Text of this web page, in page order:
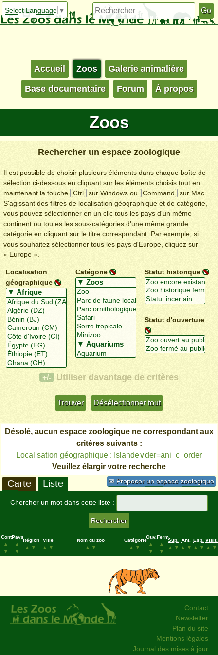
Select Language ▼
Accueil Zoos Galerie animalière
Base documentaire Forum À propos
Zoos
Rechercher un espace zoologique
Il est possible de choisir plusieurs éléments dans chaque boîte de
sélection ci-dessous en cliquant sur les éléments choisis tout en
maintenant la touche
Ctrl sur Windows ou Command
sur Mac.
S'agissant des filtres de localisation géographique et de catégorie,
vous pouvez sélectionner en un clic tous les pays d'un même
continent ou toutes les sous-catégories d'une même grande
catégorie en cliquant sur le titre correspondant. Par exemple, si
vous souhaitez sélectionner tous les pays d'Europe, cliquez sur
« Europe ».
Localisation
géographique
Catégorie Statut historique
Statut d'ouverture
+/- Utiliser davantage de critères
Désolé, aucun espace zoologique ne correspondant aux
critères suivants :
Localisation géographique : Islande∨der=ani_c_order
Veuillez élargir votre recherche
✉ Proposer un espace zoologique
Carte Liste
Chercher un mot dans cette liste :
Cont.
▲
▼
Pays
▲
▼
Région
▲
▼
Ville
▲
▼
Nom du zoo
▲
▼
Catégorie
▲
▼
Ouv.
▲
▼
Ferm.
▲
▼
Sup.
▲
▼
Ani.
▲
▼
Esp.
▲
▼
Visit.
▲
▼
Contact
Newsletter
Plan du site
Mentions légales
Journal des mises à jour